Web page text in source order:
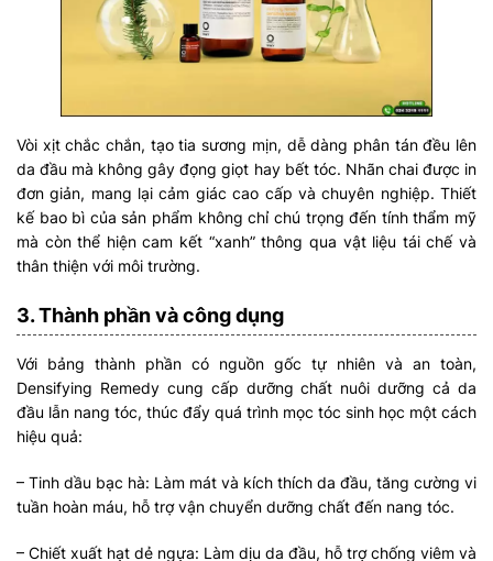
Vòi xịt chắc chắn, tạo tia sương mịn, dễ dàng phân tán đều lên
da đầu mà không gây đọng giọt hay bết tóc. Nhãn chai được in
đơn giản, mang lại cảm giác cao cấp và chuyên nghiệp. Thiết
kế bao bì của sản phẩm không chỉ chú trọng đến tính thẩm mỹ
mà còn thể hiện cam kết “xanh” thông qua vật liệu tái chế và
thân thiện với môi trường.
3. Thành phần và công dụng
Với bảng thành phần có nguồn gốc tự nhiên và an toàn,
Densifying Remedy cung cấp dưỡng chất nuôi dưỡng cả da
đầu lẫn nang tóc, thúc đẩy quá trình mọc tóc sinh học một cách
hiệu quả:
– Tinh dầu bạc hà: Làm mát và kích thích da đầu, tăng cường vi
tuần hoàn máu, hỗ trợ vận chuyển dưỡng chất đến nang tóc.
– Chiết xuất hạt dẻ ngựa: Làm dịu da đầu, hỗ trợ chống viêm và